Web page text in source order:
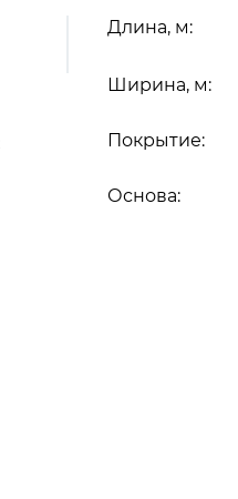
Длина, м:
Ширина, м:
Основа:
Покрытие: